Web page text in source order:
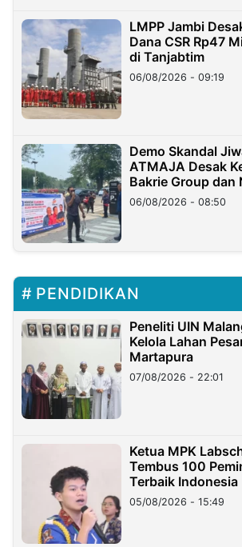
LMPP Jambi
Dana CSR Rp47
di Tanjabtim
06/08/2026 - 09:19
Demo Skandal
ATMAJA Desak
Bakrie Group dan
06/08/2026 - 08:50
PENDIDIKAN
Peneliti UIN
Kelola Lahan
Martapura
07/08/2026 - 22:01
Ketua MPK
Tembus 100
Terbaik Indonesia
05/08/2026 - 15:49